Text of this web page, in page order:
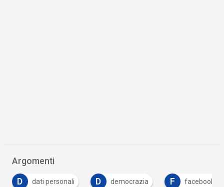
Argomenti
D dati personali D democrazia F facebook